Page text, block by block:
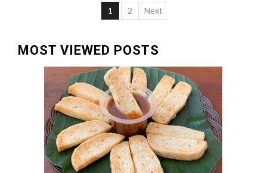
Paginasi
1 2 Next
MOST VIEWED POSTS